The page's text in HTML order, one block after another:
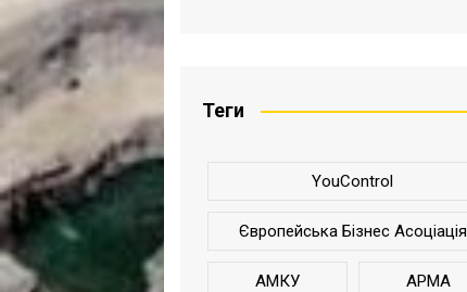
Теги
YouControl
Європейська Бізнес Асоціація
АМКУ АРМА